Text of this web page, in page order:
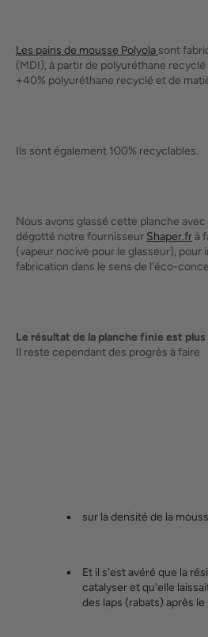
Les pains de mousse Polyola sont
(MDI), à partir de polyuréthane
+40% polyuréthane recyclé et de
Ils sont également 100% recyclables.
Nous avons glassé cette planche
dégotté notre fournisseur Shaper.fr à
(vapeur nocive pour le glasseur), pour
fabrication dans le sens de l'éco-
Le résultat de la planche finie est
Il reste cependant des progrès à faire
sur la densité de la
Et il s'est avéré que la
catalyser et qu'elle
des laps (rabats) après le